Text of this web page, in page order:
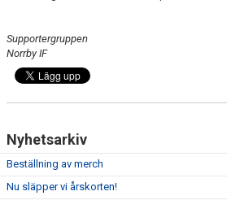
Supportergruppen
Norrby IF
Nyhetsarkiv
Beställning av merch
Nu släpper vi årskorten!